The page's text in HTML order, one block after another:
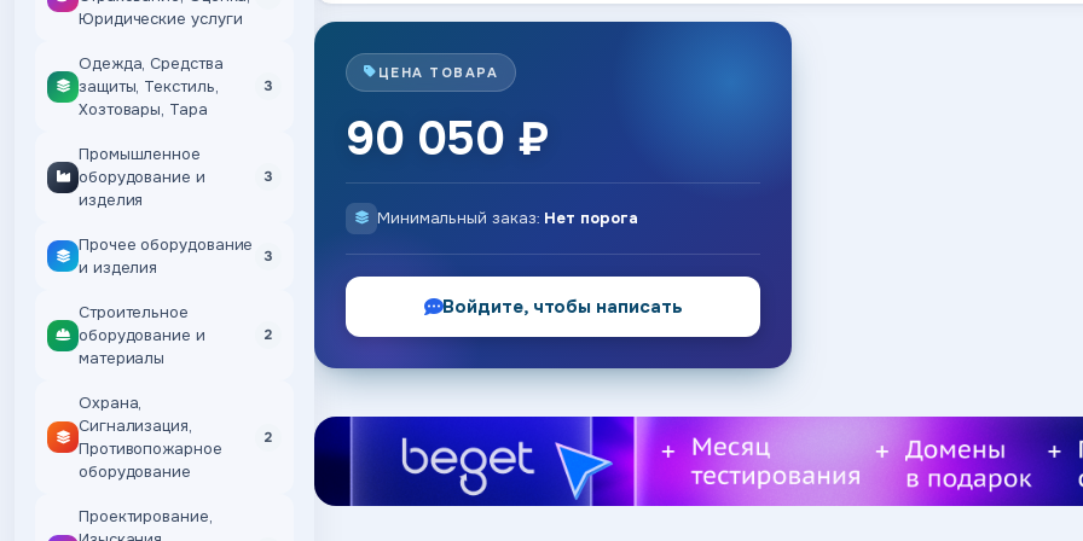
Юридические услуги
Одежда, Средства
защиты, Текстиль,
Хозтовары, Тара
3
Промышленное
оборудование и
изделия
3
Прочее оборудование
и изделия
3
Строительное
оборудование и
материалы
2
Охрана,
Сигнализация,
Противопожарное
оборудование
2
Проектирование,
ЦЕНА ТОВАРА
90 050 ₽
Минимальный заказ: Нет порога
Войдите, чтобы написать